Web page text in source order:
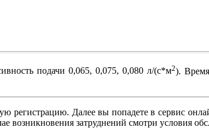
подачи 0,065, 0,075, 0,080 л/(с*м2).
Далее вы попадете в сервис
возникновения затруднений смотри условия